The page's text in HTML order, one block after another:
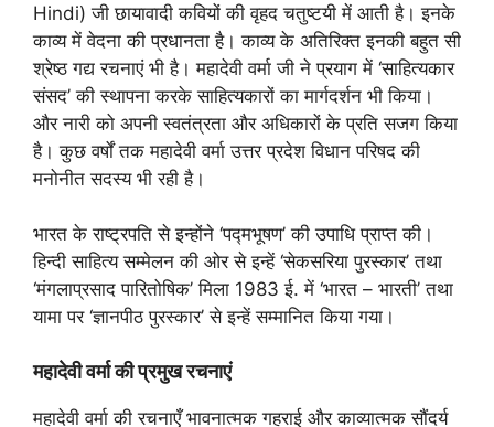
Hindi) जी छायावादी कवियों की वृहद चतुष्टयी में आती है। इनके
काव्य में वेदना की प्रधानता है। काव्य के अतिरिक्त इनकी बहुत सी
श्रेष्ठ गद्य रचनाएं भी है। महादेवी वर्मा जी ने प्रयाग में ‘साहित्यकार
संसद’ की स्थापना करके साहित्यकारों का मार्गदर्शन भी किया।
और नारी को अपनी स्वतंत्रता और अधिकारों के प्रति सजग किया
है। कुछ वर्षों तक महादेवी वर्मा उत्तर प्रदेश विधान परिषद की
मनोनीत सदस्य भी रही है।
भारत के राष्ट्रपति से इन्होंने ‘पद्मभूषण’ की उपाधि प्राप्त की।
हिन्दी साहित्य सम्मेलन की ओर से इन्हें ‘सेकसरिया पुरस्कार’ तथा
‘मंगलाप्रसाद पारितोषिक’ मिला 1983 ई. में ‘भारत – भारती’ तथा
यामा पर ‘ज्ञानपीठ पुरस्कार’ से इन्हें सम्मानित किया गया।
महादेवी वर्मा की प्रमुख रचनाएं
महादेवी वर्मा की रचनाएँ भावनात्मक गहराई और काव्यात्मक सौंदर्य